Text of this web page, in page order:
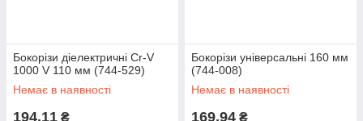
Бокорізи діелектричні Cr-V
1000 V 110 мм (744-529)
Немає в наявності
194,11 ₴
Бокорізи універсальні 160 мм
(744-008)
Немає в наявності
169,94 ₴